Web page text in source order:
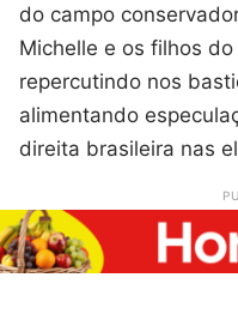
do campo
Michelle e os filhos
repercutindo nos
alimentando
direita brasileira nas